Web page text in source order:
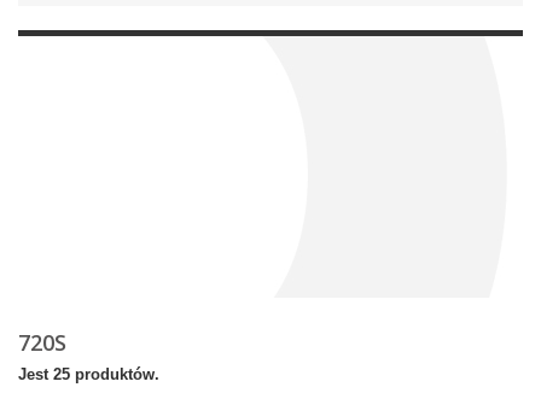
720S
Jest 25 produktów.